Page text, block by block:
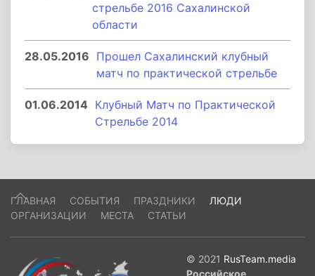
стрельбе 2016 Сахалинской
области
28.05.2016 Прошел Сахалинский клубный
матч по практической стрельбе
01.06.2014 Клубный Матч по Практической
Стрельбе 2014
ГЛАВНАЯ СОБЫТИЯ ПРАЗДНИКИ
ЛЮДИ
ОРГАНИЗАЦИИ
МЕСТА СТАТЬИ
© 2021 RusTeam.media
Российское